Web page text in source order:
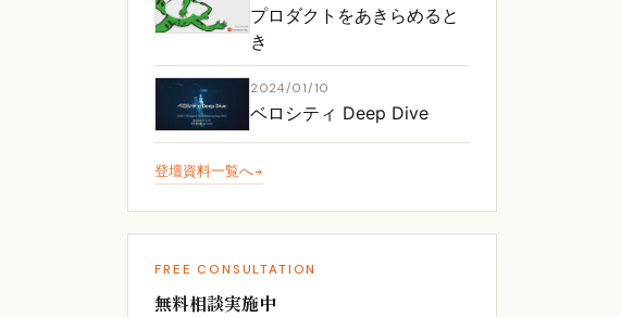
プロダクトをあきらめると
き
2024/01/10
ベロシティ Deep Dive
登壇資料一覧へ
FREE CONSULTATION
無料相談実施中